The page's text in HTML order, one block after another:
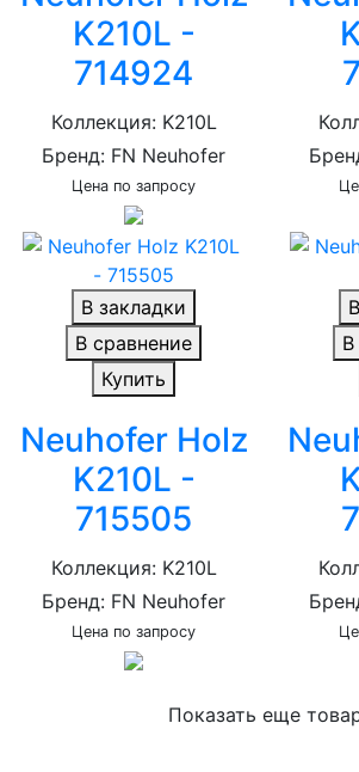
K210L -
714924
Коллекция: K210L
Бренд: FN Neuhofer
Цена по запросу
В закладки
В сравнение
Купить
Neuhofer Holz
K210L -
715505
Коллекция: K210L
Бренд: FN Neuhofer
Цена по запросу
В
Показать еще